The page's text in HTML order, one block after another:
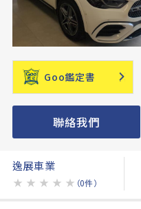
Goo鑑定書
聯絡我們
逸展車業
★ ★ ★ ★ ★ （0件）